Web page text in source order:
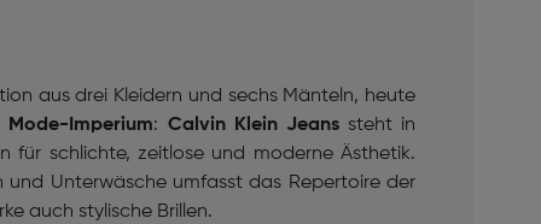
aus drei Kleidern und sechs Mänteln, heute
Mode-Imperium: Calvin Klein Jeans steht in
für schlichte, zeitlose und moderne Ästhetik.
und Unterwäsche umfasst das Repertoire der
auch stylische Brillen.